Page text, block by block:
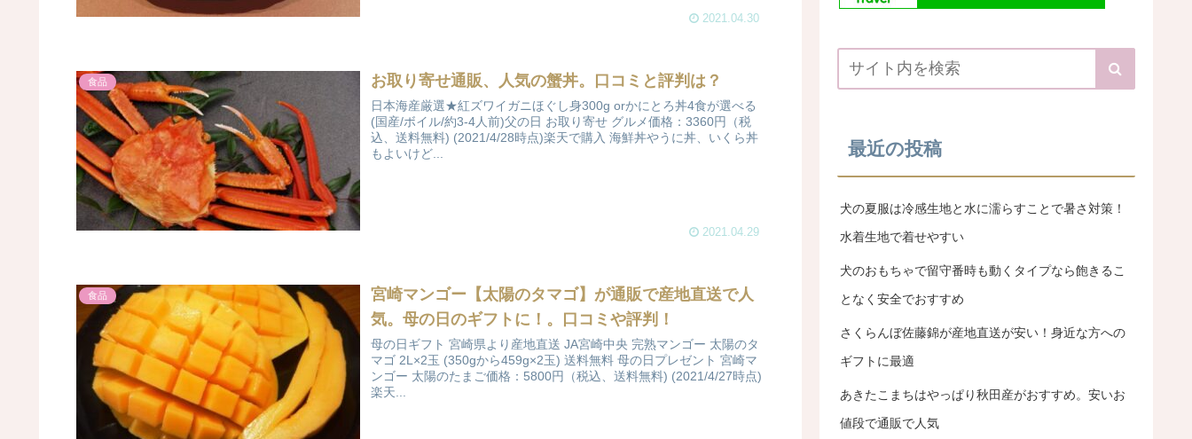
2021.04.30
食品 お取り寄せ通販、人気の蟹丼。口コミと評判は？
日本海産厳選★紅ズワイガニほぐし身300g orかにとろ丼4食が選べる
(国産/ボイル/約3-4人前)父の日 お取り寄せ グルメ価格：3360円（税
込、送料無料) (2021/4/28時点)楽天で購入 海鮮丼やうに丼、いくら丼
もよいけど...
2021.04.29
食品
宮崎マンゴー【太陽のタマゴ】が通販で産地直送で人
気。母の日のギフトに！。口コミや評判！
母の日ギフト 宮崎県より産地直送 JA宮崎中央 完熟マンゴー 太陽のタ
マゴ 2L×2玉 (350gから459g×2玉) 送料無料 母の日プレゼント 宮崎マ
ンゴー 太陽のたまご価格：5800円（税込、送料無料) (2021/4/27時点)
楽天...
最近の投稿
犬の夏服は冷感生地と水に濡らすことで暑さ対策！
水着生地で着せやすい
犬のおもちゃで留守番時も動くタイプなら飽きるこ
となく安全でおすすめ
さくらんぼ佐藤錦が産地直送が安い！身近な方への
ギフトに最適
あきたこまちはやっぱり秋田産がおすすめ。安いお
値段で通販で人気